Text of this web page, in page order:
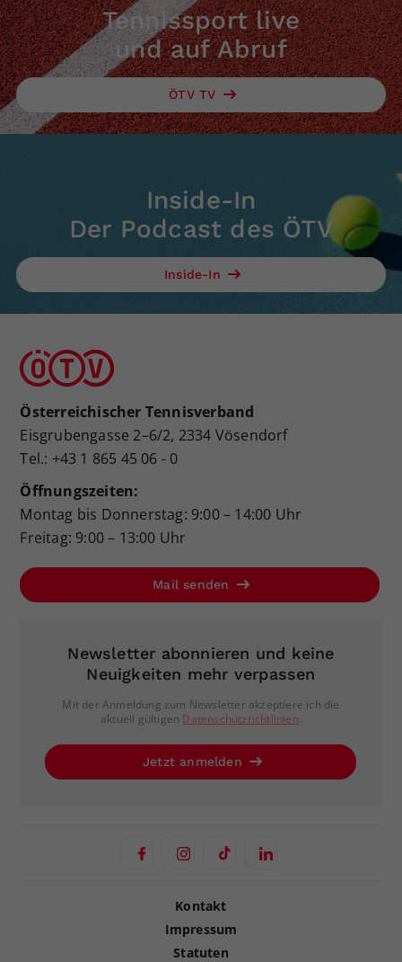
Tennissport live
und auf Abruf
ÖTV TV
Inside-In
Der Podcast des ÖTV
Inside-In
Österreichischer Tennisverband
Eisgrubengasse 2–6/2, 2334 Vösendorf
Tel.: +43 1 865 45 06 - 0
Öffnungszeiten:
Montag bis Donnerstag: 9:00 – 14:00 Uhr
Freitag: 9:00 – 13:00 Uhr
Mail senden
Newsletter abonnieren und keine
Neuigkeiten mehr verpassen
Mit der Anmeldung zum Newsletter akzeptiere ich die
aktuell gültigen Datenschutzrichtlinien.
Jetzt anmelden
Kontakt
Impressum
Statuten